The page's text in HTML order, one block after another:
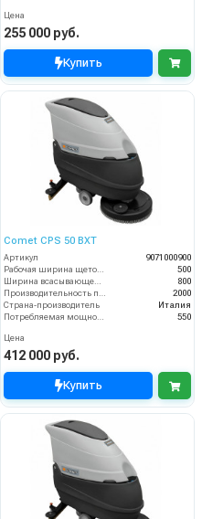
Цена
255 000 руб.
Купить
Comet CPS 50 BXT
Артикул
9071000900
Рабочая ширина щеток (мм)
500
Ширина всасывающей балки (мм)
800
Производительность по площади (м2/ч)
2000
Страна-производитель
Италия
Потребляемая мощность (Вт)
550
Цена
412 000 руб.
Купить